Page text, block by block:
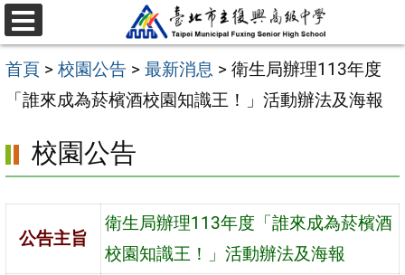
跳
至
主
要
容
區
選
單
首頁 > 校園公告 > 最新消息 > 衛生局辦理113年度
「誰來成為菸檳酒校園知識王！」活動辦法及海報
校園公告
公告主旨
衛生局辦理113年度「誰來成為菸檳酒
校園知識王！」活動辦法及海報